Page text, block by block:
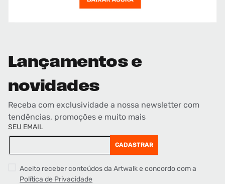
Lançamentos e
novidades
Receba com exclusividade a nossa newsletter com
tendências, promoções e muito mais
SEU EMAIL
CADASTRAR
Aceito receber conteúdos da Artwalk e concordo com a
Política de Privacidade